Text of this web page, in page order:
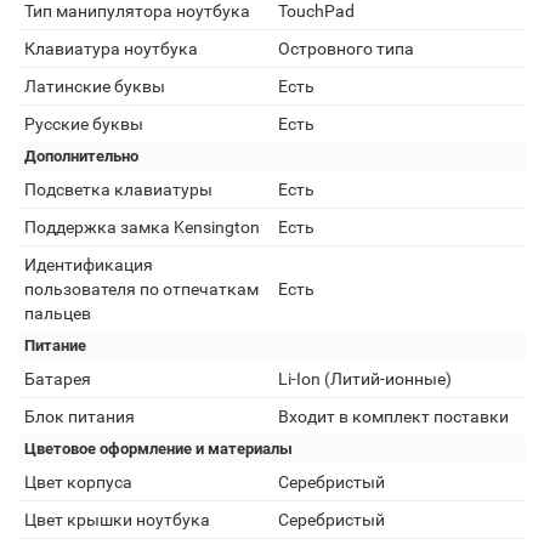
Тип манипулятора ноутбука
TouchPad
Клавиатура ноутбука
Островного типа
Латинские буквы
Есть
Русские буквы
Есть
Дополнительно
Подсветка клавиатуры
Есть
Поддержка замка Kensington
Есть
Идентификация
пользователя по отпечаткам
пальцев
Есть
Питание
Батарея
Li-Ion (Литий-ионные)
Блок питания
Входит в комплект поставки
Цветовое оформление и материалы
Цвет корпуса
Серебристый
Цвет крышки ноутбука
Серебристый